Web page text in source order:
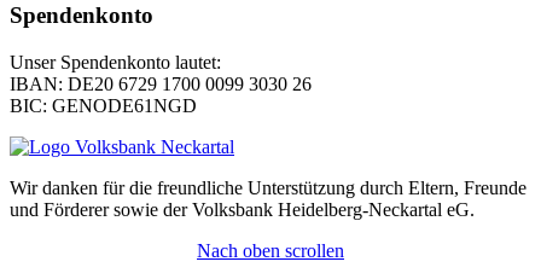
Spendenkonto
Unser Spendenkonto lautet:
IBAN: DE20 6729 1700 0099 3030 26
BIC: GENODE61NGD
Wir danken für die freundliche Unterstützung durch Eltern, Freunde
und Förderer sowie der Volksbank Heidelberg-Neckartal eG.
Nach oben scrollen